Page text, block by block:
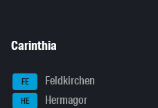
Carinthia
FE Feldkirchen
HE Hermagor